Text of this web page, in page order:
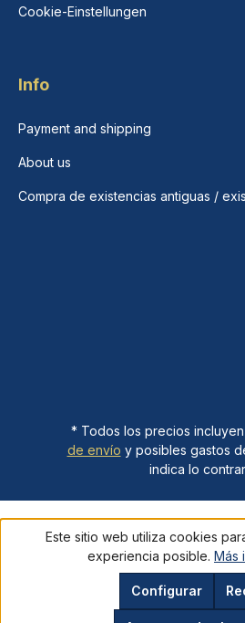
Cookie-Einstellungen
Info
Payment and shipping
About us
Compra de existencias antiguas /
* Todos los precios incluyen
de envío y posibles gastos
indica lo
Este sitio web utiliza cookies
experiencia posible. Más
Configurar